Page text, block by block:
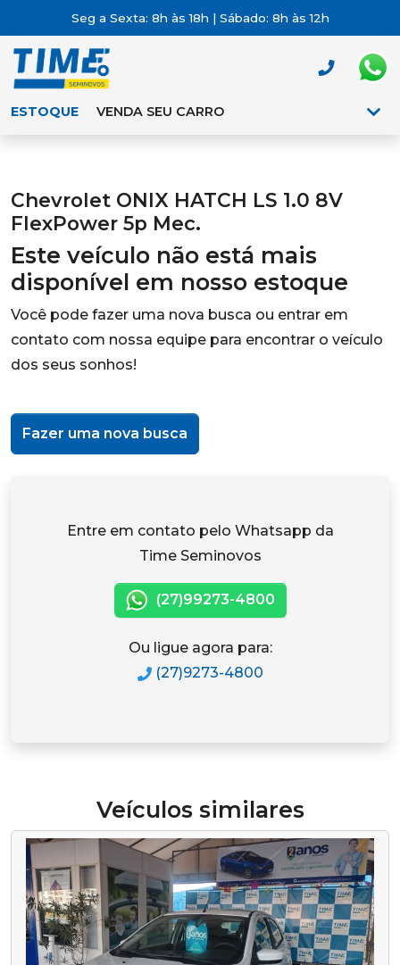
Seg a Sexta: 8h às 18h | Sábado: 8h às 12h
ESTOQUE VENDA SEU CARRO
Chevrolet ONIX HATCH LS 1.0 8V
FlexPower 5p Mec.
Este veículo não está mais
disponível em nosso estoque
Você pode fazer uma nova busca ou entrar em
contato com nossa equipe para encontrar o veículo
dos seus sonhos!
Fazer uma nova busca
Entre em contato pelo Whatsapp da
Time Seminovos
(27)99273-4800
Ou ligue agora para:
(27)9273-4800
Veículos similares